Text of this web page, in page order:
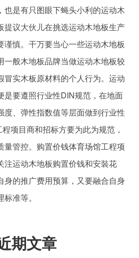
也是有只图眼下蝇头小利的运动木
提议大伙儿在挑选运动木地板生产
谨慎。干万要当心一些运动木地板
一般木地板品牌当做运动木地板较
冒实木板原材料的个人行为。运动
是要遵照行业性DIN规范，在地面
度、弹性指数值等层面做到行业性
项目商和招标方要为此为规范，
量管控。购置价钱体育场馆工程项
注运动木地板购置价钱和安裝花
身的推广费用预算，又要融合自身
准等。
期文章